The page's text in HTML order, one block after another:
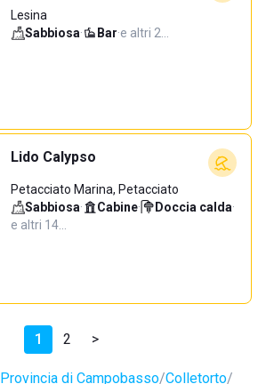
Lesina
Sabbiosa· Bar·e altri 2…
Lido Calypso
Petacciato Marina, Petacciato
Sabbiosa· Cabine· Doccia calda·
e altri 14…
1 2 >
Provincia di Campobasso Colletorto